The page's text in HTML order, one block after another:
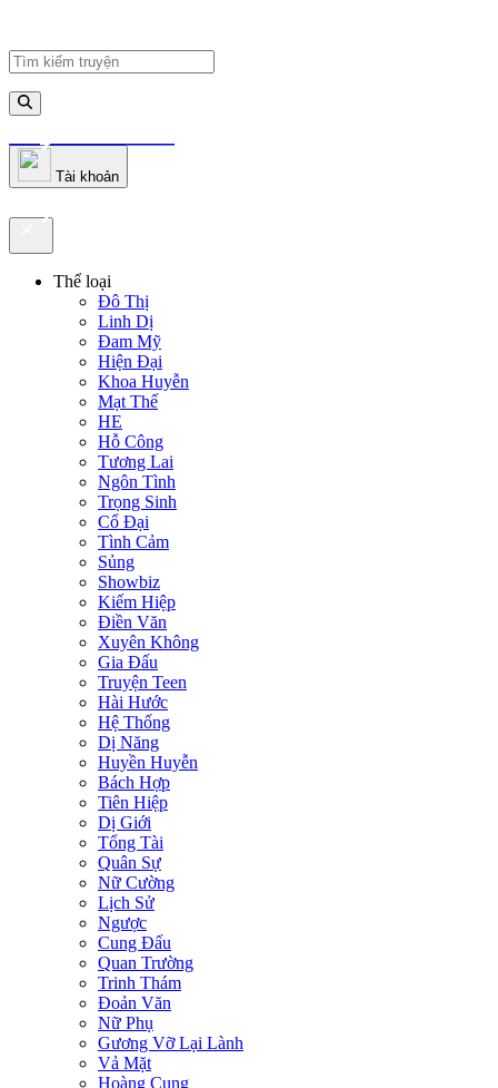
truyenfullz.com
Tài khoản
truyenfullz.com
Thể loại
Đô Thị
Linh Dị
Đam Mỹ
Hiện Đại
Khoa Huyễn
Mạt Thế
HE
Hỗ Công
Tương Lai
Ngôn Tình
Trọng Sinh
Cổ Đại
Tình Cảm
Sủng
Showbiz
Kiếm Hiệp
Điền Văn
Xuyên Không
Gia Đấu
Truyện Teen
Hài Hước
Hệ Thống
Dị Năng
Huyền Huyễn
Bách Hợp
Tiên Hiệp
Dị Giới
Tổng Tài
Quân Sự
Nữ Cường
Lịch Sử
Ngược
Cung Đấu
Quan Trường
Trinh Thám
Đoản Văn
Nữ Phụ
Gương Vỡ Lại Lành
Vả Mặt
Hoàng Cung